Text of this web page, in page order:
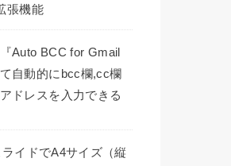
張機能
Auto BCC for Gmail
自動的にbcc欄,cc欄
ドレスを入力できる
イドでA4サイズ（縦